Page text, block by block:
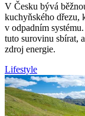
V Česku bývá
kuchyňského dřezu,
v odpadním
tuto surovinu sbírat,
zdroj energie.
Lifestyle